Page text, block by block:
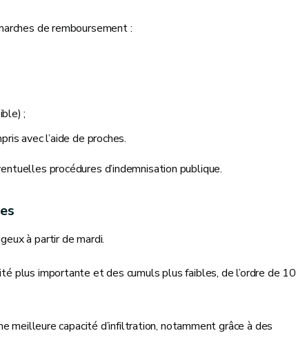
de remboursement :
;
avec l’aide de proches.
procédures d’indemnisation publique.
à partir de mardi.
plus importante et des cumuls plus faibles, de l’ordre de 10
meilleure capacité d’infiltration, notamment grâce à des